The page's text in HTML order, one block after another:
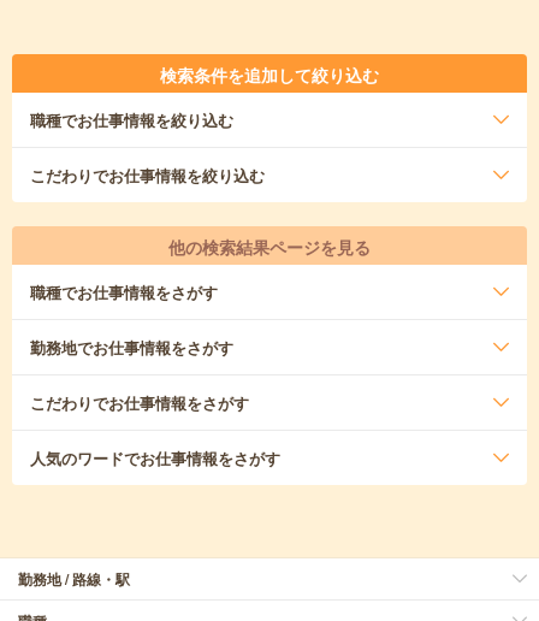
検索条件を追加して絞り込む
職種でお仕事情報を絞り込む
こだわりでお仕事情報を絞り込む
他の検索結果ページを見る
職種でお仕事情報をさがす
勤務地でお仕事情報をさがす
こだわりでお仕事情報をさがす
人気のワードでお仕事情報をさがす
勤務地 / 路線・駅